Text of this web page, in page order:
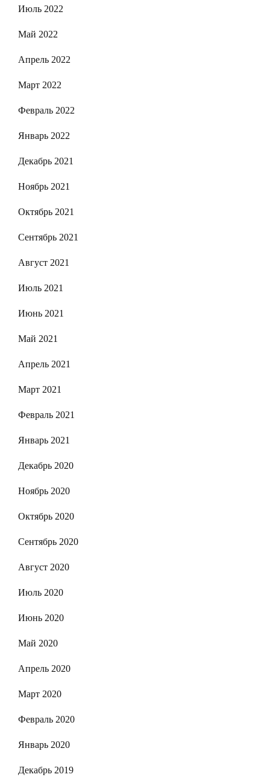
Июль 2022
Май 2022
Апрель 2022
Март 2022
Февраль 2022
Январь 2022
Декабрь 2021
Ноябрь 2021
Октябрь 2021
Сентябрь 2021
Август 2021
Июль 2021
Июнь 2021
Май 2021
Апрель 2021
Март 2021
Февраль 2021
Январь 2021
Декабрь 2020
Ноябрь 2020
Октябрь 2020
Сентябрь 2020
Август 2020
Июль 2020
Июнь 2020
Май 2020
Апрель 2020
Март 2020
Февраль 2020
Январь 2020
Декабрь 2019